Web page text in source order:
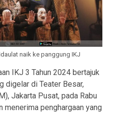
naik ke panggung IKJ
IKJ 3 Tahun 2024 bertajuk
digelar di Teater Besar,
Jakarta Pusat, pada Rabu
menerima penghargaan yang